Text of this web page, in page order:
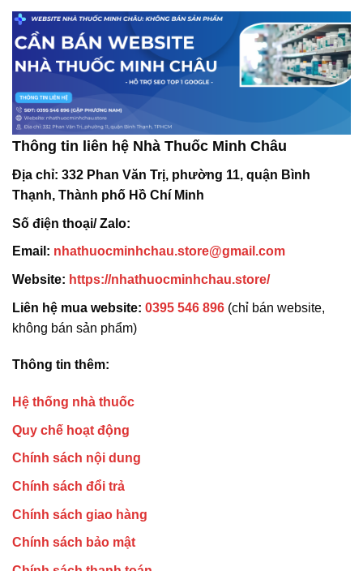
Thông tin liên hệ Nhà Thuốc Minh Châu
Địa chỉ: 332 Phan Văn Trị, phường 11, quận Bình
Thạnh, Thành phố Hồ Chí Minh
Số điện thoại/ Zalo:
Email: nhathuocminhchau.store@gmail.com
Website: https://nhathuocminhchau.store/
Liên hệ mua website: 0395 546 896 (chỉ bán website,
không bán sản phẩm)
Thông tin thêm:
Hệ thống nhà thuốc
Quy chế hoạt động
Chính sách nội dung
Chính sách đổi trả
Chính sách giao hàng
Chính sách bảo mật